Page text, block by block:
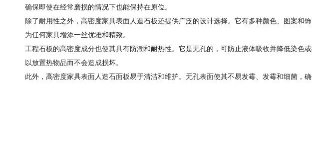
确保即使在经常磨损的情况下也能保持在原位。
除了耐用性之外，高密度家具表面人造石板还提供广泛的设计选择。它有多种颜色、图案
为任何家具增添一丝优雅和精致。
工程石板的高密度成分也使其具有防潮和耐热性。它是无孔的，可防止液体吸收并降低染
以放置热物品而不会造成损坏。
此外，高密度家具表面人造石面板易于清洁和维护。无孔表面使其不易发霉、发霉和细菌，